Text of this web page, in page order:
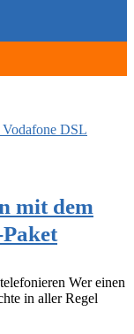
mit dem
Wer einen
in aller Regel